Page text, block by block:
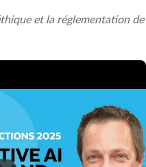
et la réglementation de